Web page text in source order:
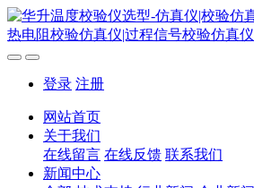
登录 注册
网站首页
关于我们
在线留言 在线反馈 联系我们
新闻中心